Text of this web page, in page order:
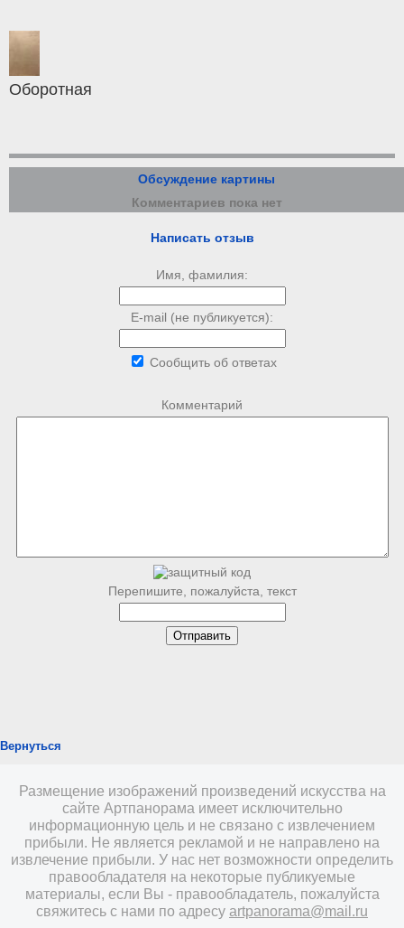
Оборотная
Обсуждение картины
Комментариев пока нет
Написать отзыв
Имя, фамилия:
E-mail (не публикуется):
Сообщить об ответах
Комментарий
Перепишите, пожалуйста, текст
Вернуться
Размещение изображений произведений искусства на
сайте Артпанорама имеет исключительно
информационную цель и не связано с извлечением
прибыли. Не является рекламой и не направлено на
извлечение прибыли. У нас нет возможности определить
правообладателя на некоторые публикуемые
материалы, если Вы - правообладатель, пожалуйста
свяжитесь с нами по адресу artpanorama@mail.ru